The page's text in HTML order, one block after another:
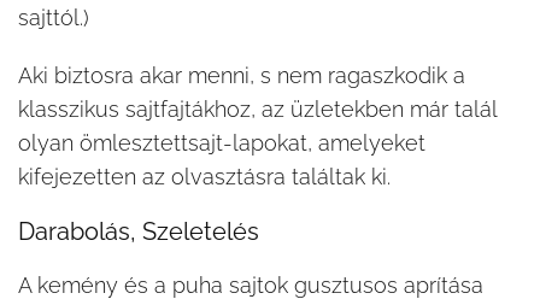
sajttól.)
Aki biztosra akar menni, s nem ragaszkodik a
klasszikus sajtfajtákhoz, az üzletekben már talál
olyan ömlesztettsajt-lapokat, amelyeket
kifejezetten az olvasztásra találtak ki.
Darabolás, Szeletelés
A kemény és a puha sajtok gusztusos aprítása